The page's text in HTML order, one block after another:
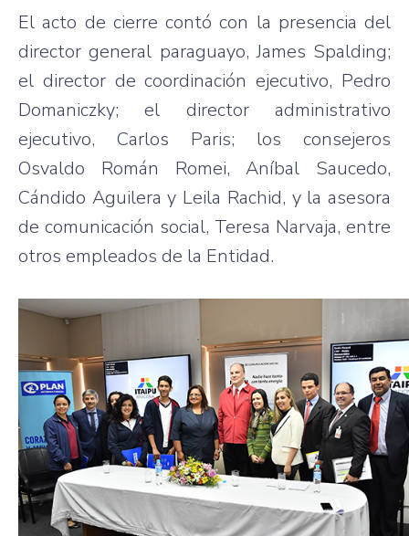
El acto de cierre contó con la presencia del
director general paraguayo, James Spalding;
el director de coordinación ejecutivo, Pedro
Domaniczky; el director administrativo
ejecutivo, Carlos Paris; los consejeros
Osvaldo Román Romei, Aníbal Saucedo,
Cándido Aguilera y Leila Rachid, y la asesora
de comunicación social, Teresa Narvaja, entre
otros empleados de la Entidad.